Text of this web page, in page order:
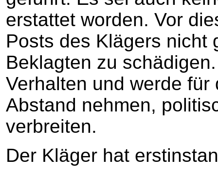
erstattet worden. Vor
Posts des Klägers nicht
Beklagten zu
Verhalten und werde
Abstand nehmen,
verbreiten.
Der Kläger hat